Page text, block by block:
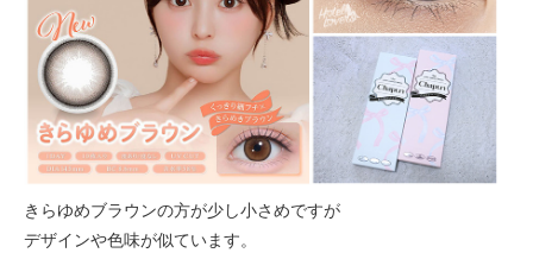
きらゆめブラウンの方が少し小さめですが
デザインや色味が似ています。